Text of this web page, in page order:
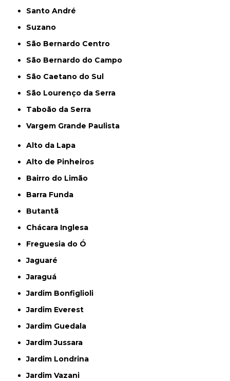
Santo André
Suzano
São Bernardo Centro
São Bernardo do Campo
São Caetano do Sul
São Lourenço da Serra
Taboão da Serra
Vargem Grande Paulista
Alto da Lapa
Alto de Pinheiros
Bairro do Limão
Barra Funda
Butantã
Chácara Inglesa
Freguesia do Ó
Jaguaré
Jaraguá
Jardim Bonfiglioli
Jardim Everest
Jardim Guedala
Jardim Jussara
Jardim Londrina
Jardim Vazani